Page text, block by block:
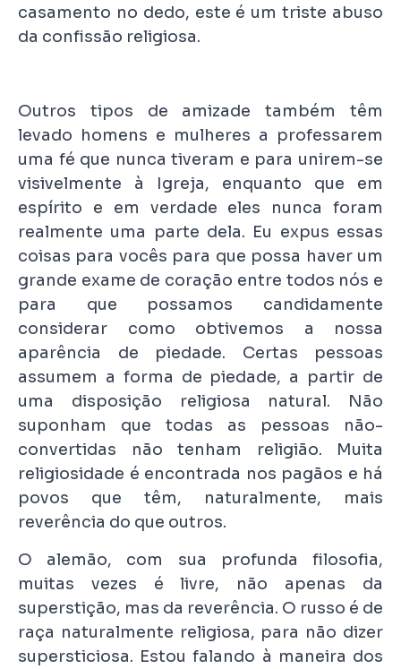
casamento no dedo, este é um triste abuso
da confissão religiosa.
Outros tipos de amizade também têm
levado homens e mulheres a professarem
uma fé que nunca tiveram e para unirem-se
visivelmente à Igreja, enquanto que em
espírito e em verdade eles nunca foram
realmente uma parte dela. Eu expus essas
coisas para vocês para que possa haver um
grande exame de coração entre todos nós e
para que possamos candidamente
considerar como obtivemos a nossa
aparência de piedade. Certas pessoas
assumem a forma de piedade, a partir de
uma disposição religiosa natural. Não
suponham que todas as pessoas não-
convertidas não tenham religião. Muita
religiosidade é encontrada nos pagãos e há
povos que têm, naturalmente, mais
reverência do que outros.
O alemão, com sua profunda filosofia,
muitas vezes é livre, não apenas da
superstição, mas da reverência. O russo é de
raça naturalmente religiosa, para não dizer
supersticiosa. Estou falando à maneira dos